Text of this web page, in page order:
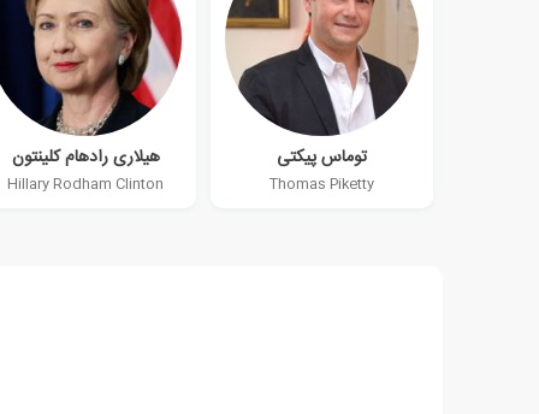
توماس پیکتی
Thomas Piketty
هیلاری رادهام کلینتون
Hillary Rodham Clinton